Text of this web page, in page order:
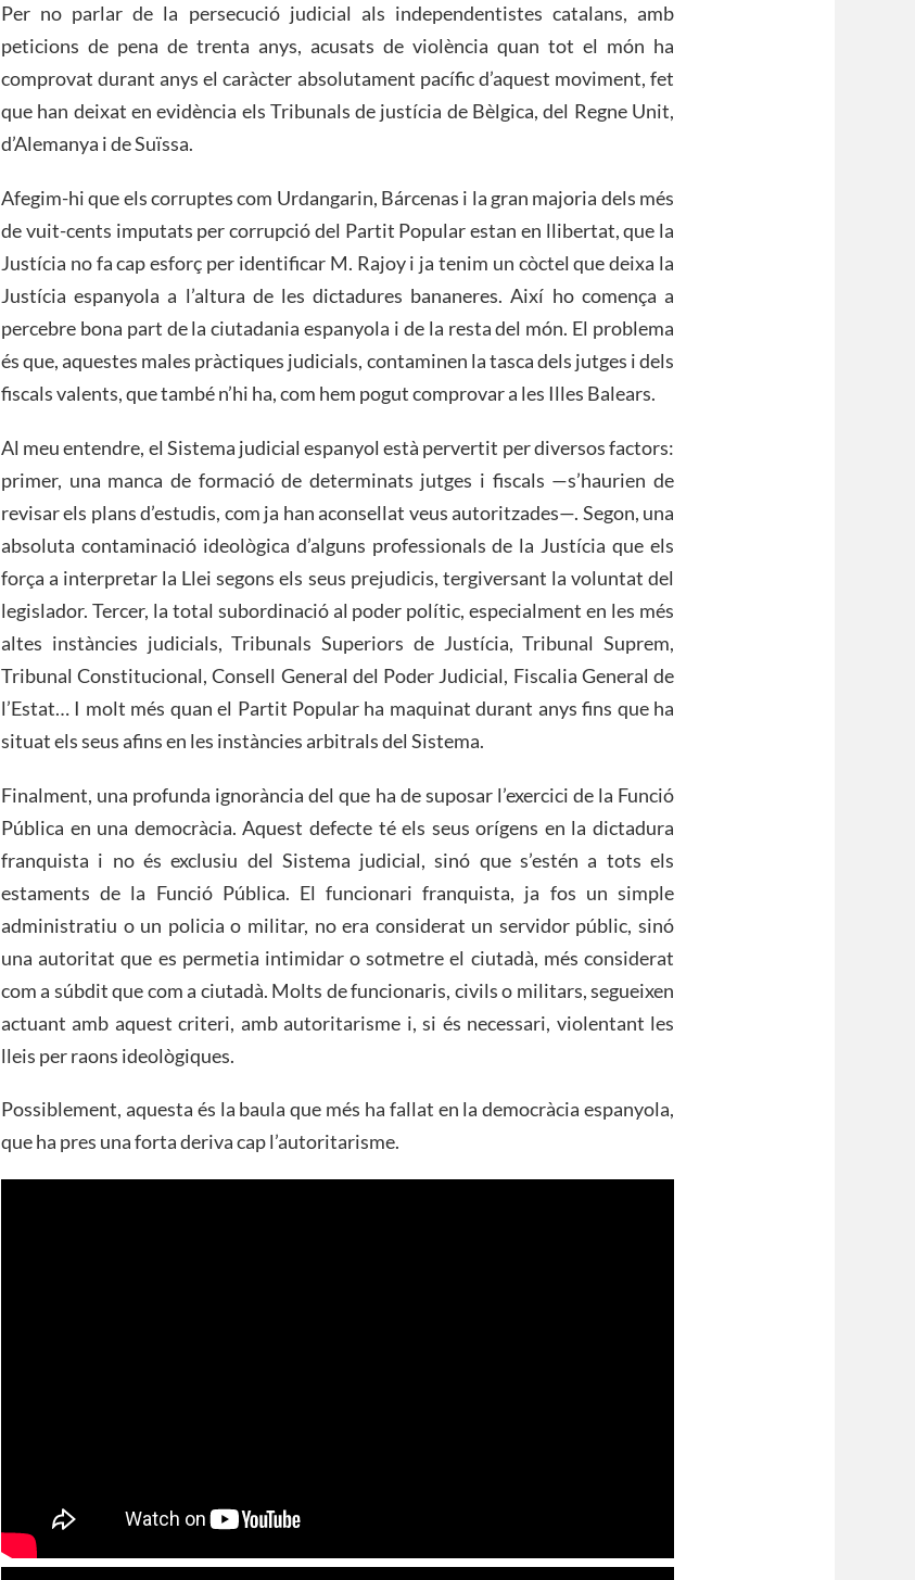
Per no parlar de la persecució judicial als independentistes catalans, amb
peticions de pena de trenta anys, acusats de violència quan tot el món ha
comprovat durant anys el caràcter absolutament pacífic d’aquest moviment, fet
que han deixat en evidència els Tribunals de justícia de Bèlgica, del Regne Unit,
d’Alemanya i de Suïssa.
Afegim-hi que els corruptes com Urdangarin, Bárcenas i la gran majoria dels més
de vuit-cents imputats per corrupció del Partit Popular estan en llibertat, que la
Justícia no fa cap esforç per identificar M. Rajoy i ja tenim un còctel que deixa la
Justícia espanyola a l’altura de les dictadures bananeres. Així ho comença a
percebre bona part de la ciutadania espanyola i de la resta del món. El problema
és que, aquestes males pràctiques judicials, contaminen la tasca dels jutges i dels
fiscals valents, que també n’hi ha, com hem pogut comprovar a les Illes Balears.
Al meu entendre, el Sistema judicial espanyol està pervertit per diversos factors:
primer, una manca de formació de determinats jutges i fiscals —s’haurien de
revisar els plans d’estudis, com ja han aconsellat veus autoritzades—. Segon, una
absoluta contaminació ideològica d’alguns professionals de la Justícia que els
força a interpretar la Llei segons els seus prejudicis, tergiversant la voluntat del
legislador. Tercer, la total subordinació al poder polític, especialment en les més
altes instàncies judicials, Tribunals Superiors de Justícia, Tribunal Suprem,
Tribunal Constitucional, Consell General del Poder Judicial, Fiscalia General de
l’Estat… I molt més quan el Partit Popular ha maquinat durant anys fins que ha
situat els seus afins en les instàncies arbitrals del Sistema.
Finalment, una profunda ignorància del que ha de suposar l’exercici de la Funció
Pública en una democràcia. Aquest defecte té els seus orígens en la dictadura
franquista i no és exclusiu del Sistema judicial, sinó que s’estén a tots els
estaments de la Funció Pública. El funcionari franquista, ja fos un simple
administratiu o un policia o militar, no era considerat un servidor públic, sinó
una autoritat que es permetia intimidar o sotmetre el ciutadà, més considerat
com a súbdit que com a ciutadà. Molts de funcionaris, civils o militars, segueixen
actuant amb aquest criteri, amb autoritarisme i, si és necessari, violentant les
lleis per raons ideològiques.
Possiblement, aquesta és la baula que més ha fallat en la democràcia espanyola,
que ha pres una forta deriva cap l’autoritarisme.